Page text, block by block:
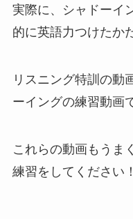
実際に、シャドーイ
的に英語力つけたか
リスニング特訓の動
ーイングの練習動画
これらの動画もうま
練習をしてください！